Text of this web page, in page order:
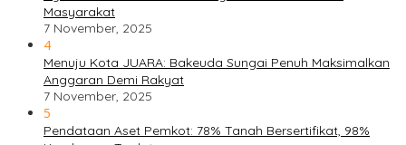
Masyarakat
7 November, 2025
4
Menuju Kota JUARA: Bakeuda Sungai Penuh Maksimalkan
Anggaran Demi Rakyat
7 November, 2025
5
Pendataan Aset Pemkot: 78% Tanah Bersertifikat, 98%